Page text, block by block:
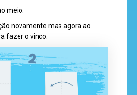
hora
meio.
novamente mas agora ao
fazer o vinco.